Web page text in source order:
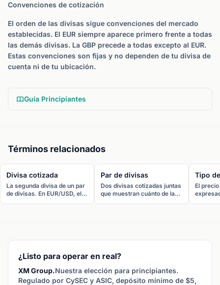
Convenciones de cotización
El orden de las divisas sigue convenciones del mercado
establecidas. El EUR siempre aparece primero frente a todas
las demás divisas. La GBP precede a todas excepto al EUR.
Estas convenciones son fijas y no dependen de tu divisa de
cuenta ni de tu ubicación.
Guía Principiantes
Términos relacionados
Divisa cotizada
La segunda divisa de un par
de divisas. En EUR/USD, el
Par de divisas
Dos divisas cotizadas juntas
que muestran cuánto de la
Tipo
El
¿Listo para operar en real?
XM Group.Nuestra elección para principiantes.
Regulado por CySEC y ASIC, depósito mínimo de $5,